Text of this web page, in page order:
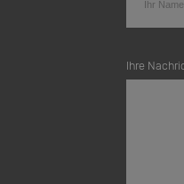
Ihre